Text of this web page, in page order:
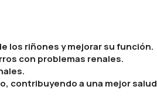
los riñones y mejorar su función.
con problemas renales.
contribuyendo a una mejor salud